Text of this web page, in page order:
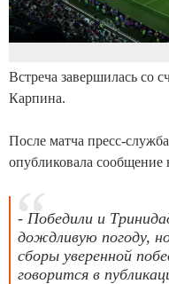
Встреча завершилась со
Карпина.
После матча пресс-
опубликовала сообщение
- Победили и
дождливую погоду,
сборы уверенной
говорится в